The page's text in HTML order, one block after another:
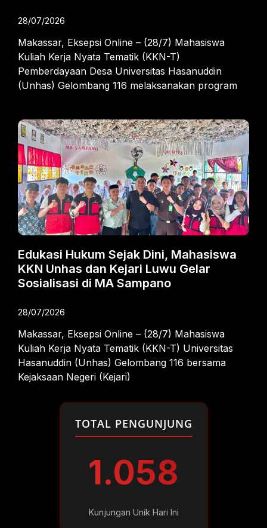
28/07/2026
Makassar, Eksepsi Online – (28/7) Mahasiswa
Kuliah Kerja Nyata Tematik (KKN-T)
Pemberdayaan Desa Universitas Hasanuddin
(Unhas) Gelombang 116 melaksanakan program
Edukasi Hukum Sejak Dini, Mahasiswa
KKN Unhas dan Kejari Luwu Gelar
Sosialisasi di MA Sampano
28/07/2026
Makassar, Eksepsi Online – (28/7) Mahasiswa
Kuliah Kerja Nyata Tematik (KKN-T) Universitas
Hasanuddin (Unhas) Gelombang 116 bersama
Kejaksaan Negeri (Kejari)
TOTAL PENGUNJUNG
1.058
Kunjungan Unik Hari Ini